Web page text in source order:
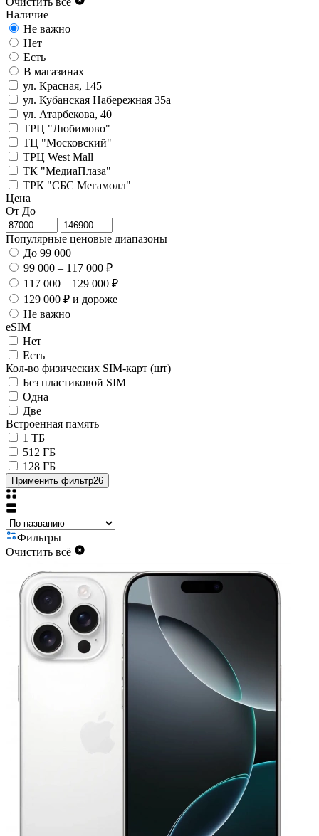
Наличие
Не важно
Нет
Есть
В магазинах
ул. Красная, 145
ул. Кубанская Набережная 35а
ул. Атарбекова, 40
ТРЦ "Любимово"
ТЦ "Московский"
ТРЦ West Mall
ТК "МедиаПлаза"
ТРК "СБС Мегамолл"
Цена
От До
Популярные ценовые диапазоны
До 99 000
99 000 – 117 000 ₽
117 000 – 129 000 ₽
129 000 ₽ и дороже
Не важно
eSIM
Нет
Есть
Кол-во физических SIM-карт (шт)
Без пластиковой SIM
Одна
Две
Встроенная память
1 ТБ
512 ГБ
128 ГБ
Применить фильтр26
Фильтры
Очистить всё